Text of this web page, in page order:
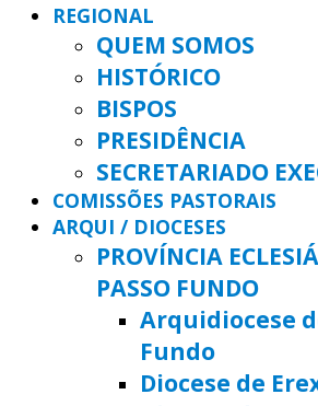
REGIONAL
QUEM SOMOS
HISTÓRICO
BISPOS
PRESIDÊNCIA
SECRETARIADO
COMISSÕES PASTORAIS
ARQUI / DIOCESES
PROVÍNCIA
PASSO FUNDO
Arquidiocese
Fundo
Diocese de